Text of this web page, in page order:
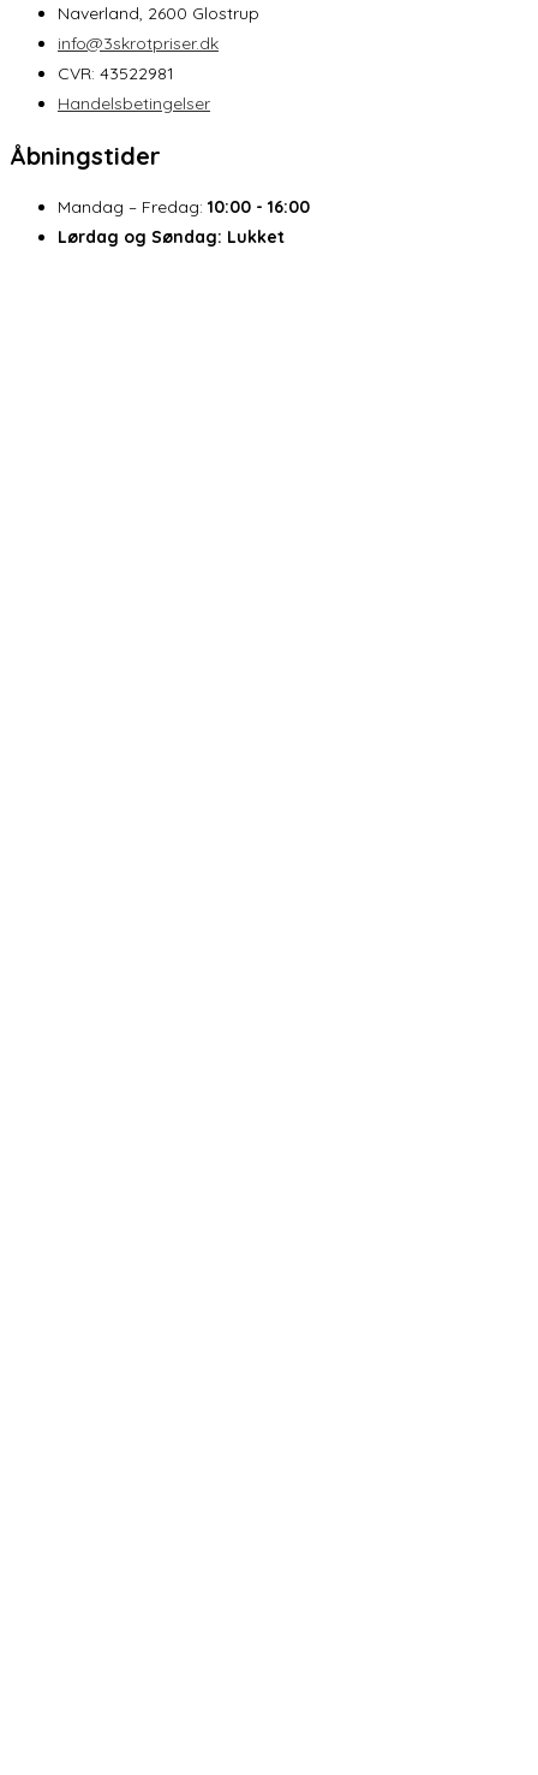
Naverland, 2600 Glostrup
info@3skrotpriser.dk
CVR: 43522981
Handelsbetingelser
Åbningstider
Mandag – Fredag: 10:00 - 16:00
Lørdag og Søndag: Lukket